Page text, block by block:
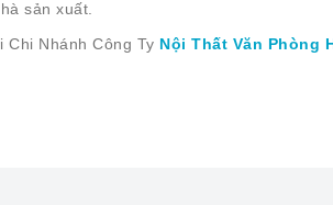
sản xuất.
Nhánh Công Ty Nội Thất Văn Phòng